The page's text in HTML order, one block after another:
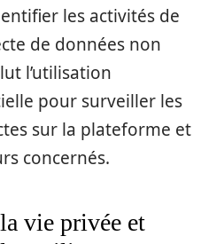
les activités de
de données non
l’utilisation
pour surveiller les
sur la plateforme et
concernés.
vie privée et